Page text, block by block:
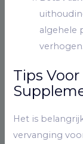
algehele
verhogen.
Tips
Het is
vervanging